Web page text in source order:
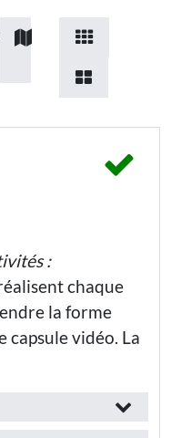
:
chaque
la forme
capsule vidéo. La